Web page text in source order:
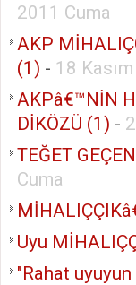
2011 Cuma
AKP
(1) - 18
AKPâ€™NİN
DİKÖZÜ (1) -
TEĞET
Cuma
Uyu
"Rahat uyuyun